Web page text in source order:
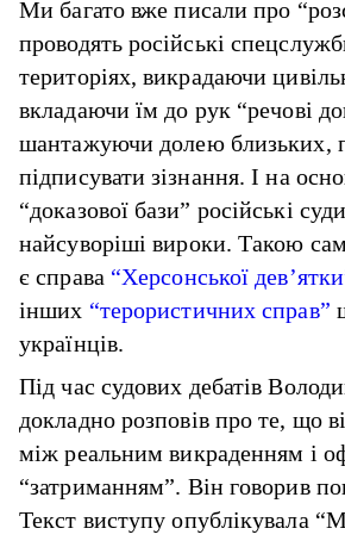
Ми багато вже писали про
проводять російські
територіях, викрадаючи
вкладаючи їм до рук “речові
шантажуючи долею
підписувати зізнання. І на
“доказової бази” російські
найсуворіші вироки. Такою
є справа “Херсонської
інших “терористичних справ”
українців.
Під час судових дебатів
докладно розповів про те, що
між реальним викраденням і
“затриманням”. Він говорив
Текст виступуопублікувала